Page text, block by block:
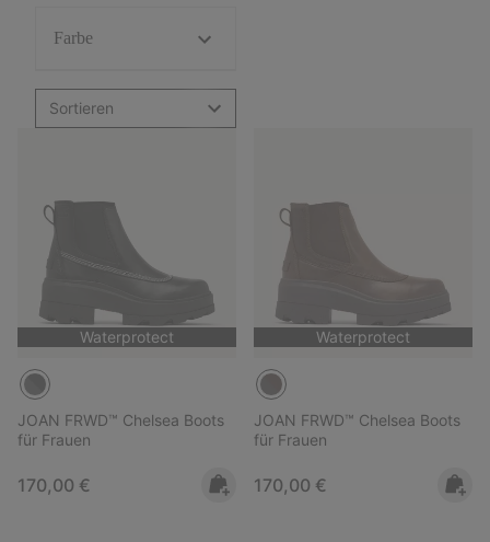
Farbe
Sortieren
Waterprotect
JOAN FRWD™ Chelsea Boots
für Frauen
Regular price:
170,00 €
Waterprotect
JOAN FRWD™ Chelsea Boots
für Frauen
Regular price:
170,00 €